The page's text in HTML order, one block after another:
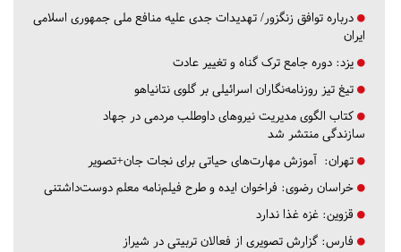
درباره توافق زنگزور/ تهدیدات جدی علیه منافع ملی جمهوری اسلامی
ایران
یزد: دوره جامع ترک گناه و تغییر عادت
تیغ تیز روزنامه‌نگاران اسرائیلی بر گلوی نتانیاهو
کتاب الگوی مدیریت نیروهای داوطلب مردمی در جهاد
سازندگی منتشر شد
تهران: آموزش مهارت‌های حیاتی برای نجات جان+تصویر
خراسان رضوی: فراخوان ایده و طرح فیلم‌نامه معلم دوست‌داشتنی
قزوین: غزه غذا ندارد
فارس: گزارش تصویری از فعالان تربیتی در شیراز